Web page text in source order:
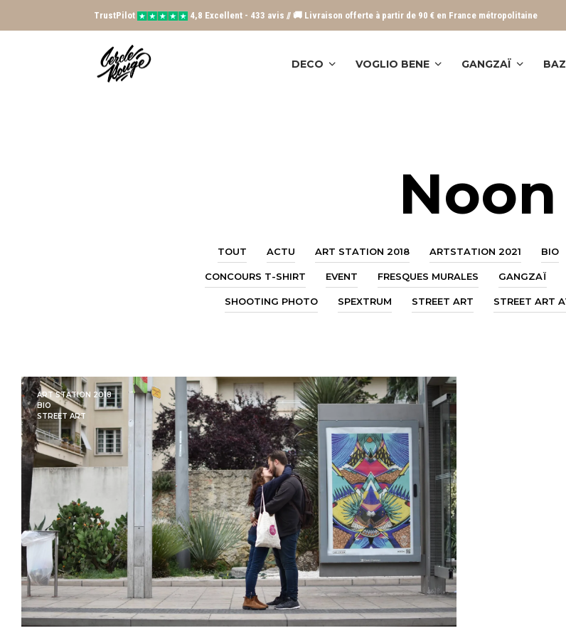
TrustPilot 4,8 Excellent - 433 avis // 🚚 Livraison offerte à partir de 90 € en France métropolitaine
DECO VOGLIO BENE GANGZAÏ
Noon
TOUT ACTU ART STATION 2018 ARTSTATION 2021 BIO
CONCOURS T-SHIRT EVENT FRESQUES MURALES GANGZAÏ
SHOOTING PHOTO SPEXTRUM STREET ART STREET ART
ART STATION 2018
BIO
STREET ART